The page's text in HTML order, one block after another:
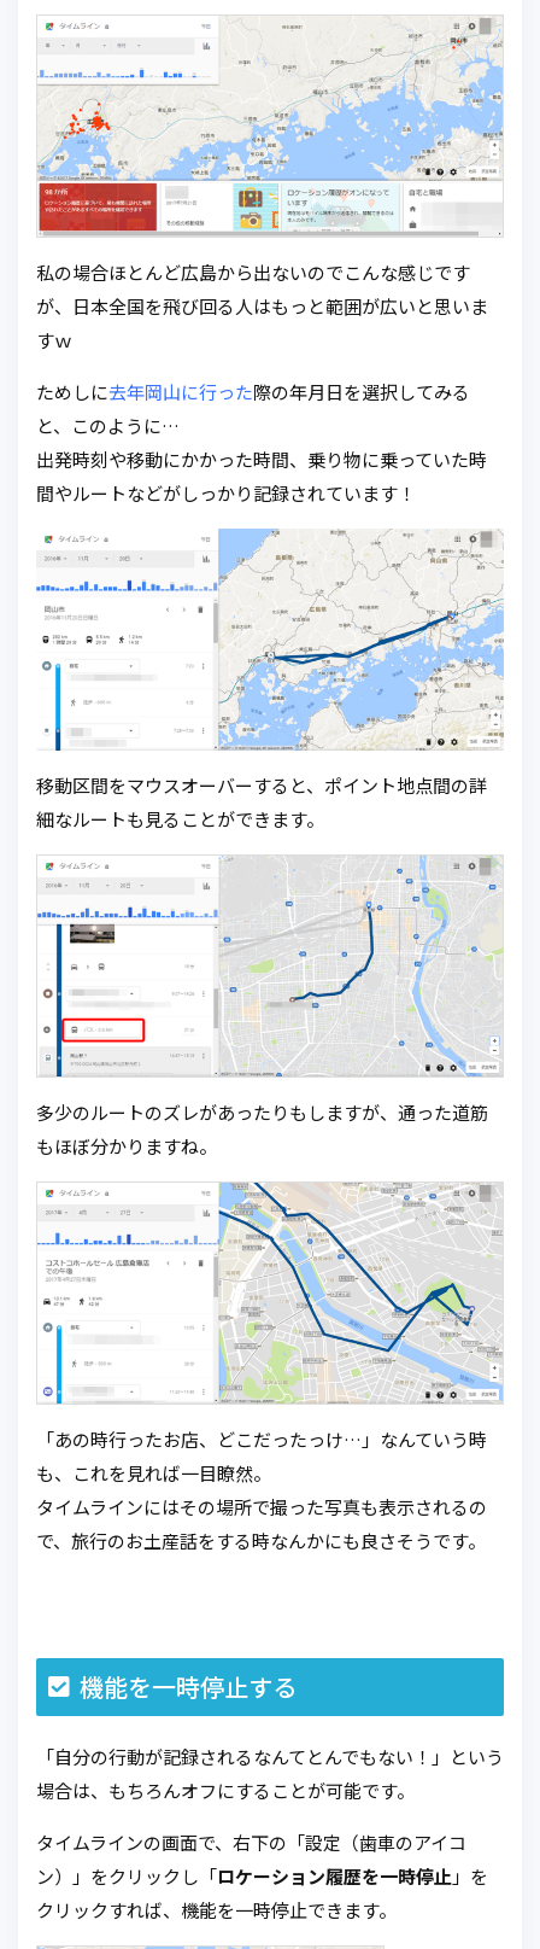
私の場合ほとんど広島から出ないのでこんな感じです
が、日本全国を飛び回る人はもっと範囲が広いと思いま
すｗ
ためしに去年岡山に行った際の年月日を選択してみる
と、このように…
出発時刻や移動にかかった時間、乗り物に乗っていた時
間やルートなどがしっかり記録されています！
移動区間をマウスオーバーすると、ポイント地点間の詳
細なルートも見ることができます。
多少のルートのズレがあったりもしますが、通った道筋
もほぼ分かりますね。
「あの時行ったお店、どこだったっけ…」なんていう時
も、これを見れば一目瞭然。
タイムラインにはその場所で撮った写真も表示されるの
で、旅行のお土産話をする時なんかにも良さそうです。
機能を一時停止する
「自分の行動が記録されるなんてとんでもない！」という
場合は、もちろんオフにすることが可能です。
タイムラインの画面で、右下の「設定（歯車のアイコ
ン）」をクリックし「ロケーション履歴を一時停止 」を
クリックすれば、機能を一時停止できます。